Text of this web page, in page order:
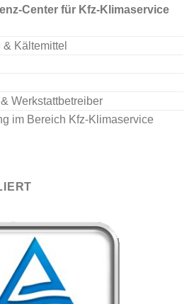
Center für Kfz-Klimaservice
Kältemittel
Werkstattbetreiber
im Bereich Kfz-Klimaservice